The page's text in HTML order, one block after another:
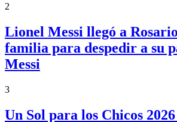
2
Lionel Messi llegó a
familia para despedir a su
Messi
3
Un Sol para los Chicos